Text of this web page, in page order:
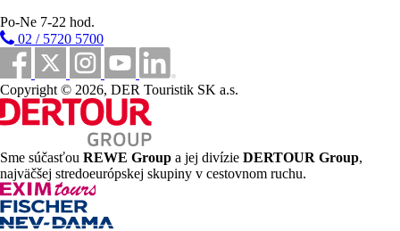
Po-Ne 7-22 hod.
02 / 5720 5700
Copyright © 2026, DER Touristik SK a.s.
Sme súčasťou REWE Group a jej divízie DERTOUR Group,
najväčšej stredoeurópskej skupiny v cestovnom ruchu.